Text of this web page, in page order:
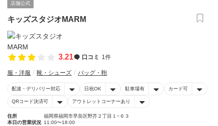
店舗公式
キッズスタジオMARM
3.21 口コミ 1件
服・洋服 靴・シューズ バッグ・鞄
配達・デリバリー対応 日祝OK 駐車場有 カード可
QRコード決済可 アウトレットコーナーあり
住所
福岡県福岡市早良区野芥２丁目１−６３
本日の営業状況 11:00〜18:00